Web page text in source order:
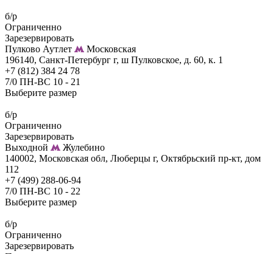
б/р
Ограниченно
Зарезервировать
Пулково Аутлет
Московская
196140, Санкт-Петербург г, ш Пулковское, д. 60, к. 1
+7 (812) 384 24 78
7/0 ПН-ВС 10 - 21
Выберите размер
б/р
Ограниченно
Зарезервировать
Выходной
Жулебино
140002, Московская обл, Люберцы г, Октябрьский пр-кт, дом
112
+7 (499) 288-06-94
7/0 ПН-ВС 10 - 22
Выберите размер
б/р
Ограниченно
Зарезервировать